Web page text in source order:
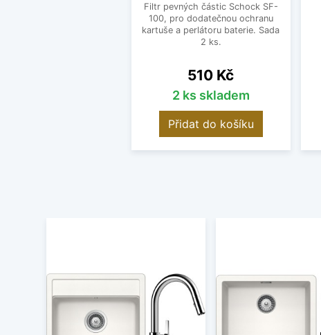
Filtr pevných částic Schock SF-
100, pro dodatečnou ochranu
kartuše a perlátoru baterie. Sada
2 ks.
Cena
510 Kč
2 ks skladem
Přidat do košíku